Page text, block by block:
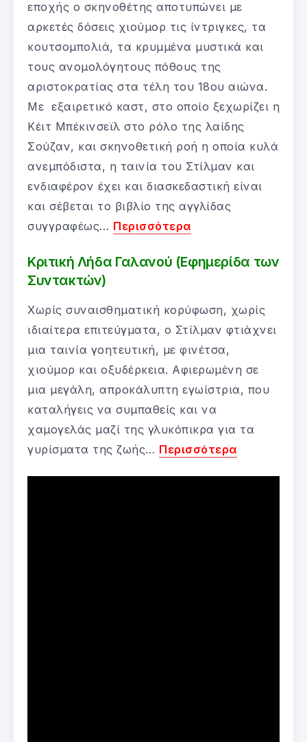
εποχής ο σκηνοθέτης αποτυπώνει με
αρκετές δόσεις χιούμορ τις ίντριγκες, τα
κουτσομπολιά, τα κρυμμένα μυστικά και
τους ανομολόγητους πόθους της
αριστοκρατίας στα τέλη του 18ου αιώνα.
Με εξαιρετικό καστ, στο οποίο ξεχωρίζει η
Κέιτ Μπέκινσεϊλ στο ρόλο της λαίδης
Σούζαν, και σκηνοθετική ροή η οποία κυλά
ανεμπόδιστα, η ταινία του Στίλμαν και
ενδιαφέρον έχει και διασκεδαστική είναι
και σέβεται το βιβλίο της αγγλίδας
συγγραφέως… Περισσότερα
Κριτική Λήδα Γαλανού (Εφημερίδα των
Συντακτών)
Χωρίς συναισθηματική κορύφωση, χωρίς
ιδιαίτερα επιτεύγματα, ο Στίλμαν φτιάχνει
μια ταινία γοητευτική, με φινέτσα,
χιούμορ και οξυδέρκεια. Αφιερωμένη σε
μια μεγάλη, απροκάλυπτη εγωίστρια, που
καταλήγεις να συμπαθείς και να
χαμογελάς μαζί της γλυκόπικρα για τα
γυρίσματα της ζωής… Περισσότερα